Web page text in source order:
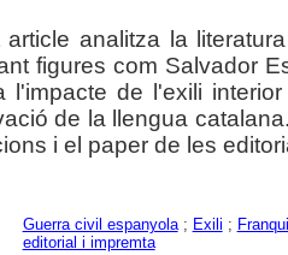
article analitza la
figures com Salvador
l'impacte de l'exili
de la llengua
i el paper de les
Guerra civil espanyola; Exili ;
editorial i impremta